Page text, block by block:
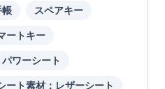
帳 スペアキー
ートキー
パワーシート
ート素材：レザーシート